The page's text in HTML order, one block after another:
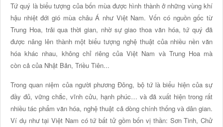
Tứ quý là biểu tượng của bốn mùa được hình thành ở những vùng khí
hậu nhiệt đới gió mùa châu Á như Việt Nam. Vốn có nguồn gốc từ
Trung Hoa, trải qua thời gian, nhờ sự giao thoa văn hóa, tứ quý đã
được nâng lên thành một biểu tượng nghệ thuật của nhiều nền văn
hóa khác nhau, không chỉ riêng của Việt Nam và Trung Hoa mà
còn cả của Nhật Bản, Triều Tiên...
Trong quan niệm của người phương Đông, bộ tứ là biểu hiện của sự
đầy đủ, vững chắc, vĩnh cửu, hạnh phúc… và đã xuất hiện trong rất
nhiều tác phẩm văn hóa, nghệ thuật cả dòng chính thống và dân gian.
Ví dụ như tại Việt Nam có tứ bất tử gồm bốn vị thần: Sơn Tinh, Chử